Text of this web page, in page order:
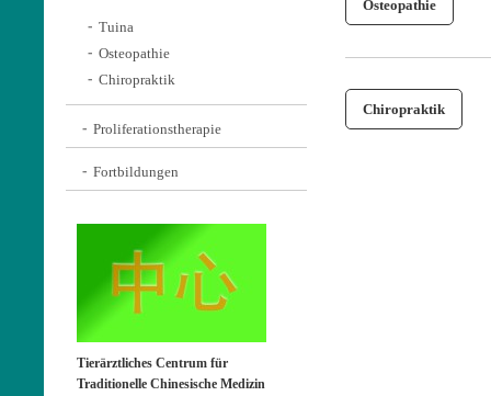
Tuina
Osteopathie
Chiropraktik
Proliferationstherapie
Fortbildungen
Tierärztliches Centrum für
Traditionelle Chinesische Medizin
Osteopathie
Chiropraktik